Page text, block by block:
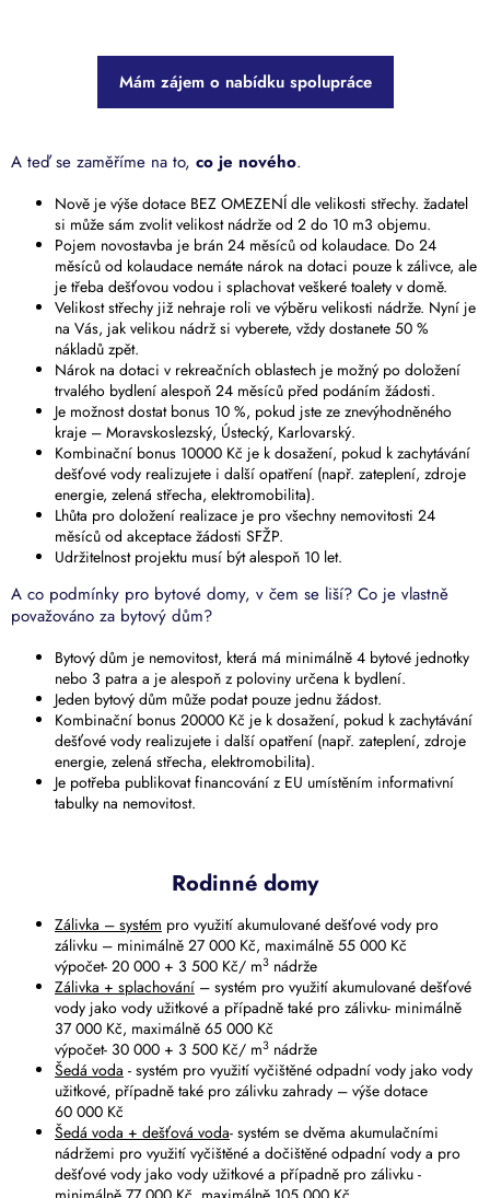
Mám zájem o nabídku spolupráce
A teď se zaměříme na to, co je nového.
Nově je výše dotace BEZ OMEZENÍ dle velikosti střechy. žadatel
si může sám zvolit velikost nádrže od 2 do 10 m3 objemu.
Pojem novostavba je brán 24 měsíců od kolaudace. Do 24
měsíců od kolaudace nemáte nárok na dotaci pouze k zálivce, ale
je třeba dešťovou vodou i splachovat veškeré toalety v domě.
Velikost střechy již nehraje roli ve výběru velikosti nádrže. Nyní je
na Vás, jak velikou nádrž si vyberete, vždy dostanete 50 %
nákladů zpět.
Nárok na dotaci v rekreačních oblastech je možný po doložení
trvalého bydlení alespoň 24 měsíců před podáním žádosti.
Je možnost dostat bonus 10 %, pokud jste ze znevýhodněného
kraje – Moravskoslezský, Ústecký, Karlovarský.
Kombinační bonus 10000 Kč je k dosažení, pokud k zachytávání
dešťové vody realizujete i další opatření (např. zateplení, zdroje
energie, zelená střecha, elektromobilita).
Lhůta pro doložení realizace je pro všechny nemovitosti 24
měsíců od akceptace žádosti SFŽP.
Udržitelnost projektu musí být alespoň 10 let.
A co podmínky pro bytové domy, v čem se liší? Co je vlastně
považováno za bytový dům?
Bytový dům je nemovitost, která má minimálně 4 bytové jednotky
nebo 3 patra a je alespoň z poloviny určena k bydlení.
Jeden bytový dům může podat pouze jednu žádost.
Kombinační bonus 20000 Kč je k dosažení, pokud k zachytávání
dešťové vody realizujete i další opatření (např. zateplení, zdroje
energie, zelená střecha, elektromobilita).
Je potřeba publikovat financování z EU umístěním informativní
tabulky na nemovitost.
Rodinné domy
Zálivka – systém pro využití akumulované dešťové vody pro
zálivku – minimálně 27 000 Kč, maximálně 55 000 Kč
výpočet- 20 000 + 3 500 Kč/ m3 nádrže
Zálivka + splachování – systém pro využití akumulované dešťové
vody jako vody užitkové a případně také pro zálivku- minimálně
37 000 Kč, maximálně 65 000 Kč
výpočet- 30 000 + 3 500 Kč/ m3 nádrže
Šedá voda - systém pro využití vyčištěné odpadní vody jako vody
užitkové, případně také pro zálivku zahrady – výše dotace
60 000 Kč
Šedá voda + dešťová voda- systém se dvěma akumulačními
nádržemi pro využití vyčištěné a dočištěné odpadní vody a pro
dešťové vody jako vody užitkové a případně pro zálivku -